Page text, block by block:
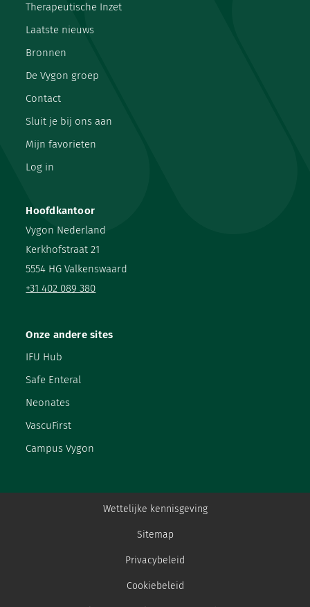
Hoofdkantoor
Vygon Nederland
Kerkhofstraat 21
5554 HG Valkenswaard
+31 402 089 380
Therapeutische Inzet
Laatste nieuws
Bronnen
De Vygon groep
Contact
Sluit je bij ons aan
Mijn favorieten
Log in
Onze andere sites
IFU Hub
Safe Enteral
Neonates
VascuFirst
Campus Vygon
Wettelijke kennisgeving
Sitemap
Privacybeleid
Cookiebeleid